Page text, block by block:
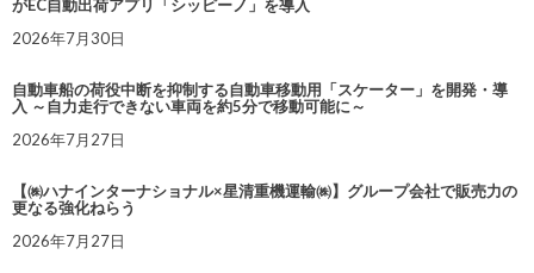
がEC自動出荷アプリ「シッピーノ」を導入
2026年7月30日
自動車船の荷役中断を抑制する自動車移動用「スケーター」を開発・導
入 ～自力走行できない車両を約5分で移動可能に～
2026年7月27日
【㈱ハナインターナショナル×星清重機運輸㈱】グループ会社で販売力の
更なる強化ねらう
2026年7月27日